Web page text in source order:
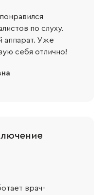
по слуху.
аппарат. Уже
себя отлично!
врач-